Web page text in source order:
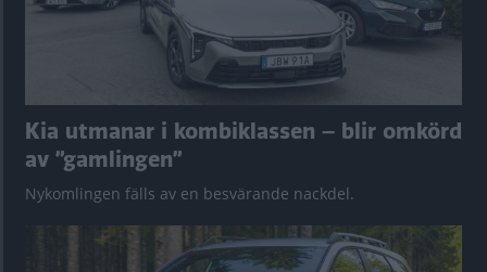
Kia utmanar i kombiklassen – blir omkörd
av ”gamlingen”
Nykomlingen fälls av en besvärande nackdel.